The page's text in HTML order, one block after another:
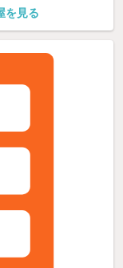
を見る